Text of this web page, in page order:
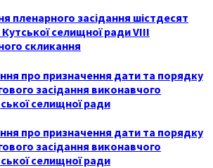
пленарного засідання шістдесят
Кутської селищної ради VIII
скликання
про призначення дати та порядку
засідання виконавчого
селищної ради
про призначення дати та порядку
засідання виконавчого
селищної ради